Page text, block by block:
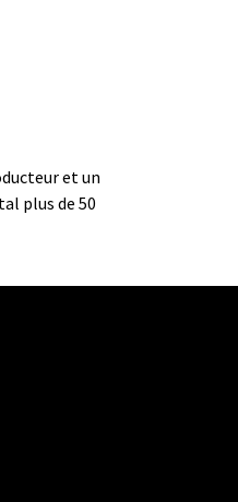
et un
plus de 50